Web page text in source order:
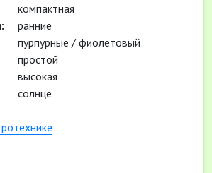
компактная
ранние
пурпурные / фиолетовый
простой
высокая
солнце